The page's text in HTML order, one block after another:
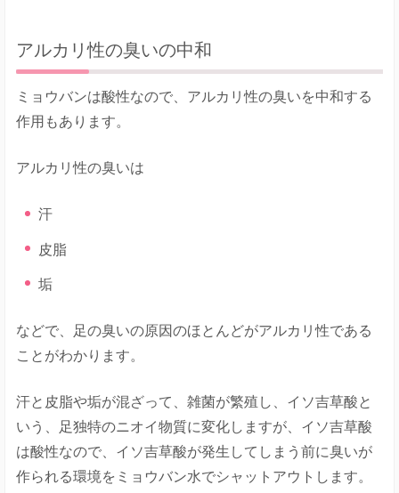
アルカリ性の臭いの中和
ミョウバンは酸性なので、アルカリ性の臭いを中和する
作用もあります。
アルカリ性の臭いは
汗
皮脂
垢
などで、足の臭いの原因のほとんどがアルカリ性である
ことがわかります。
汗と皮脂や垢が混ざって、雑菌が繁殖し、イソ吉草酸と
いう、足独特のニオイ物質に変化しますが、イソ吉草酸
は酸性なので、イソ吉草酸が発生してしまう前に臭いが
作られる環境をミョウバン水でシャットアウトします。